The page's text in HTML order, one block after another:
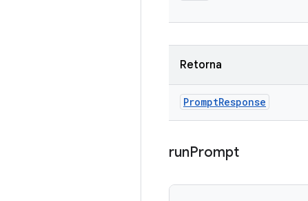
Retorna
PromptResponse
runPrompt